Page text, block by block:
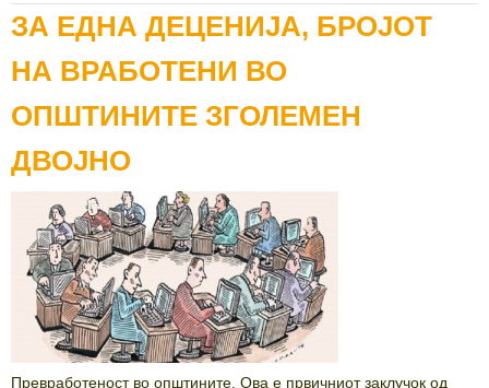
ЗА ЕДНА ДЕЦЕНИЈА, БРОЈОТ
НА ВРАБОТЕНИ ВО
ОПШТИНИТЕ ЗГОЛЕМЕН
ДВОЈНО
Превработеност во општините. Ова е првичниот заклучок од